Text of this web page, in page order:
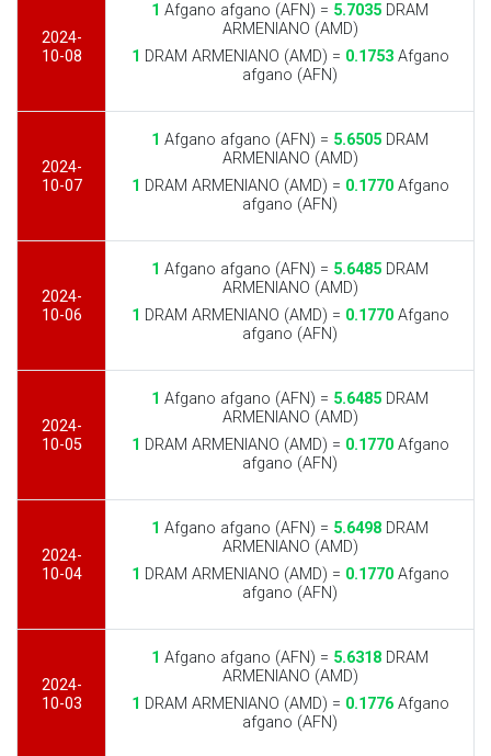
2024-
10-08
1 Afgano afgano (AFN) = 5.7035 DRAM
ARMENIANO (AMD)
1 DRAM ARMENIANO (AMD) = 0.1753Afgano
afgano (AFN)
2024-
10-07
1 Afgano afgano (AFN) = 5.6505 DRAM
ARMENIANO (AMD)
1 DRAM ARMENIANO (AMD) = 0.1770Afgano
afgano (AFN)
2024-
10-06
1 Afgano afgano (AFN) = 5.6485 DRAM
ARMENIANO (AMD)
1 DRAM ARMENIANO (AMD) = 0.1770Afgano
afgano (AFN)
2024-
10-05
1 Afgano afgano (AFN) = 5.6485 DRAM
ARMENIANO (AMD)
1 DRAM ARMENIANO (AMD) = 0.1770Afgano
afgano (AFN)
2024-
10-04
1 Afgano afgano (AFN) = 5.6498 DRAM
ARMENIANO (AMD)
1 DRAM ARMENIANO (AMD) = 0.1770Afgano
afgano (AFN)
2024-
10-03
1 Afgano afgano (AFN) = 5.6318 DRAM
ARMENIANO (AMD)
1 DRAM ARMENIANO (AMD) = 0.1776Afgano
afgano (AFN)